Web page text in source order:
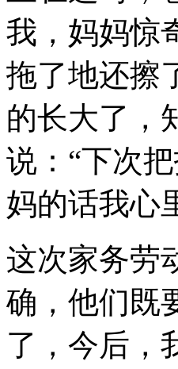
我，妈妈惊
拖了地还擦
的长大了，
说：“下次
妈的话我心
这次家务劳
确，他们既
了，今后，